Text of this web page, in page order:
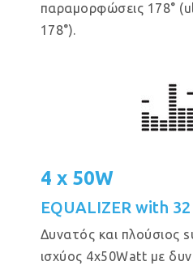
παραμορφώσεις 178°
178°).
4 x 50W
EQUALIZER with
Δυνατός και πλούσιος
ισχύος 4x50Watt με